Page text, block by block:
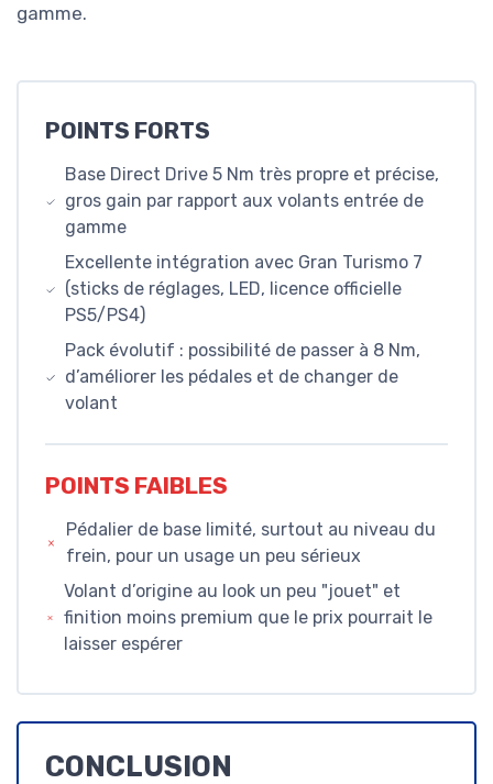
gamme.
POINTS FORTS
Base Direct Drive 5 Nm très propre et précise,
gros gain par rapport aux volants entrée de
gamme
Excellente intégration avec Gran Turismo 7
(sticks de réglages, LED, licence officielle
PS5/PS4)
Pack évolutif : possibilité de passer à 8 Nm,
d’améliorer les pédales et de changer de
volant
POINTS FAIBLES
Pédalier de base limité, surtout au niveau du
frein, pour un usage un peu sérieux
Volant d’origine au look un peu "jouet" et
finition moins premium que le prix pourrait le
laisser espérer
CONCLUSION